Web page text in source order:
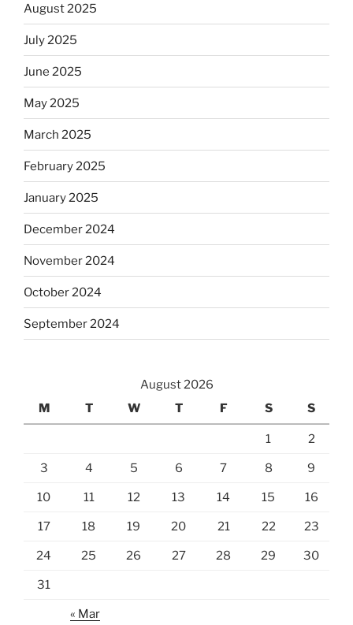
August 2025
July 2025
June 2025
May 2025
March 2025
February 2025
January 2025
December 2024
November 2024
October 2024
September 2024
August 2026
M
T W T F S S
1 2
3 4 5 6 7 8 9
10 11 12 13 14 15 16
17 18 19 20 21 22 23
24 25 26 27 28 29 30
31
« Mar